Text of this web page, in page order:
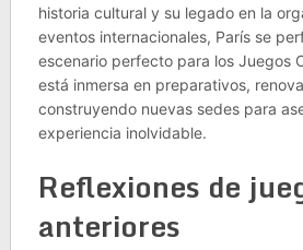
historia cultural y su legado en la
eventos internacionales, París se
escenario perfecto para los Juegos
está inmersa en preparativos,
construyendo nuevas sedes para
experiencia inolvidable.
Reflexiones de
anteriores